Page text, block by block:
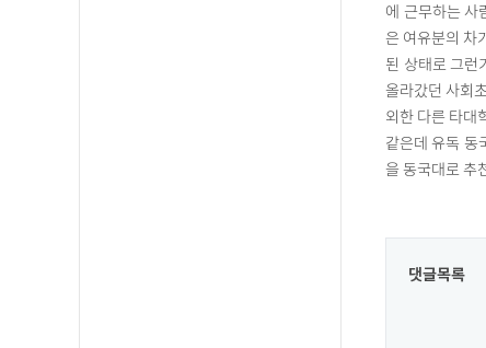
에 근무하는 사
은 여유분의 차
된 상태로 그런
올라갔던 사회
외한 다른 타대
같은데 유독 동
을 동국대로 추
댓글목록